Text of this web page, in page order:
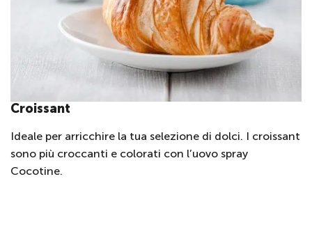
Croissant
Ideale per arricchire la tua selezione di dolci. I croissant
sono più croccanti e colorati con l’uovo spray
Cocotine.